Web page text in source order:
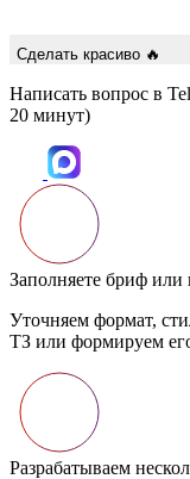
Сделать красиво 🔥
Написать вопрос в
20 минут)
Заполняете бриф или
Уточняем формат,
ТЗ или формируем
Разрабатываем